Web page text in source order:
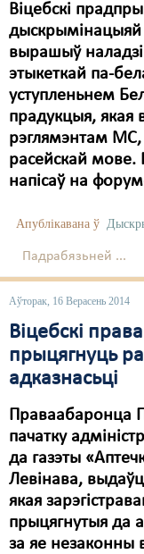
Віцебскі
дыскрымінацыяй
вырашыў
этыкеткай па-
уступленьнем
прадукцыя, якая
рэглямэнтам МС,
расейскай мове.
напісаў на
Апублікавана ў
Падрабязьней ...
Аўторак, 16 Верасень 2014
Віцебскі
прыцягнуць
адказнасьці
Праваабаронца
пачатку
да газэты
Левінава,
якая
прыцягнутыя да
за яе незаконны
Праваабаронцы
Правы дзіцяці
Пэнітэнцыярная
Распальваньне
Рознае
Свабода слова
Свабода сумленьня
Суд
Сьмяротнае
Экалёгія
Правы працоўных